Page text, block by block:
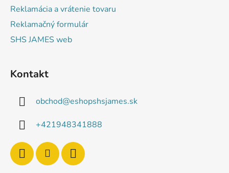
Reklamácia a vrátenie tovaru
Reklamačný formulár
SHS JAMES web
Kontakt
obchod@eshopshsjames.sk
+421948341888